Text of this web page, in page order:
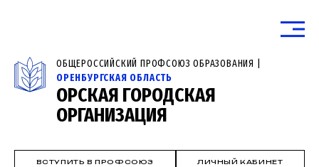
ОБЩЕРОССИЙСКИЙ ПРОФСОЮЗ ОБРАЗОВАНИЯ |
ОРЕНБУРГСКАЯ ОБЛАСТЬ
ОРСКАЯ ГОРОДСКАЯ
ОРГАНИЗАЦИЯ
ВСТУПИТЬ В ПРОФСОЮЗ ЛИЧНЫЙ КАБИНЕТ